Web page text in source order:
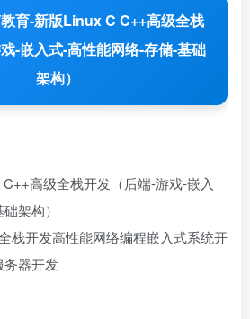
育-新版Linux C C++高级全栈
-嵌入式-高性能网络-存储-基础
架构）
高级全栈开发（后端-游戏-嵌入
架构）
栈开发高性能网络编程嵌入式系统开
务器开发